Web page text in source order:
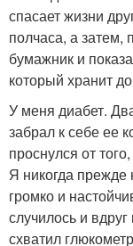
спасает жизни
полчаса, а затем,
бумажник и
который хранит
У меня диабет.
забрал к себе ее
проснулся от
Я никогда прежде
громко и
случилось и
схватил